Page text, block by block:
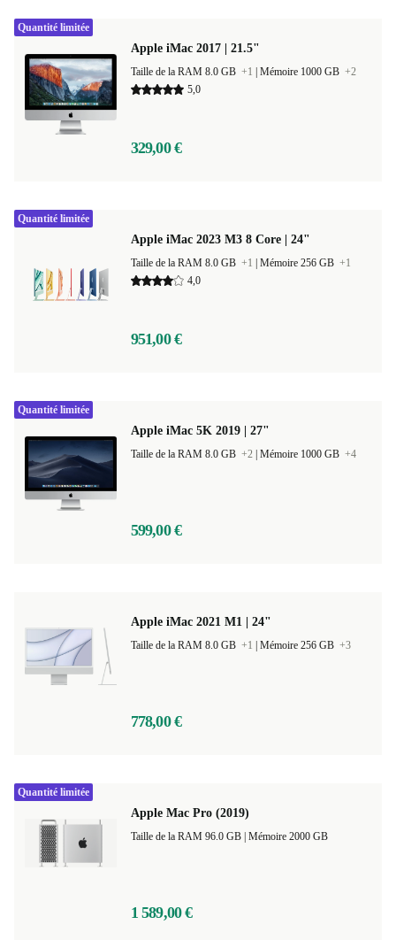
Apple iMac 2017 | 21.5"
Taille de la RAM 8.0 GB +1 Mémoire 1000 GB +2
5,0
329,00 €
Quantité limitée
Apple iMac 2023 M3 8 Core | 24"
Taille de la RAM 8.0 GB +1 Mémoire 256 GB +1
4,0
951,00 €
Quantité limitée
Apple iMac 5K 2019 | 27"
Taille de la RAM 8.0 GB +2 Mémoire 1000 GB +4
599,00 €
Quantité limitée
Apple iMac 2021 M1 | 24"
Taille de la RAM 8.0 GB +1 Mémoire 256 GB +3
778,00 €
Apple Mac Pro (2019)
Mémoire 2000 GB
1 589,00 €
Quantité limitée